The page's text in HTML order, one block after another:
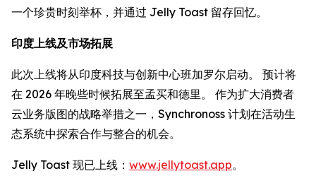
一个珍贵时刻举杯，并通过 Jelly Toast 留存回忆。
印度上线及市场拓展
此次上线将从印度科技与创新中心班加罗尔启动。 预计将
在 2026 年晚些时候拓展至孟买和德里。 作为扩大消费者
云业务版图的战略举措之一，Synchronoss 计划在活动生
态系统中探索合作与整合的机会。
Jelly Toast 现已上线： www.jellytoast.app。